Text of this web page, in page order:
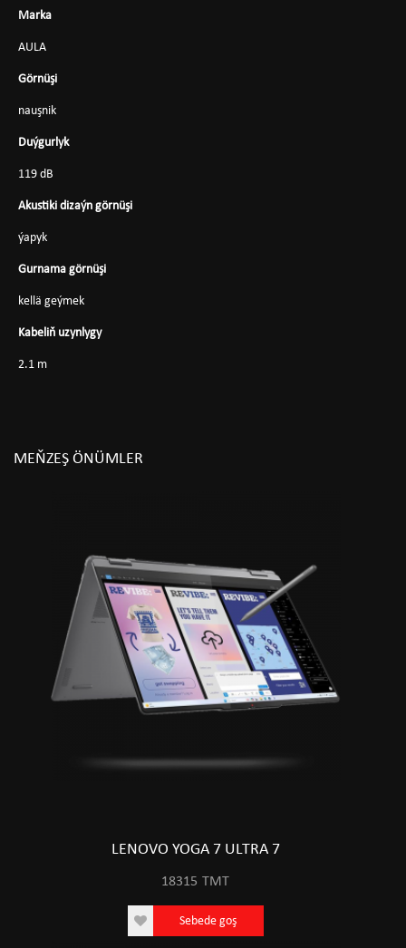
Marka
AULA
Görnüşi
nauşnik
Duýgurlyk
119 dB
Akustiki dizaýn görnüşi
ýapyk
Gurnama görnüşi
kellä geýmek
Kabeliň uzynlygy
2.1 m
MEŇZEŞ ÖNÜMLER
LENOVO YOGA 7 ULTRA 7
18315 TMT
Sebede goş